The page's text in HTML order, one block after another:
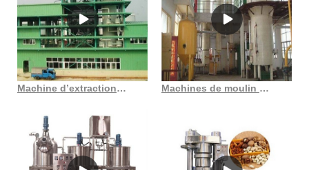
Machine d’extraction d’huile de lin presse à vis goyum ludhiana au Cameroun Machines de moulin à huile de coton Machines de moulin à huile de coton en Côte d’Ivoire